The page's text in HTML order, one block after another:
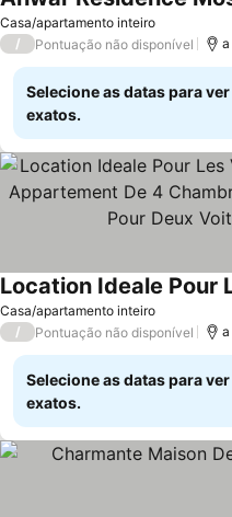
Casa/apartamento inteiro
/ Pontuação não disponível
Selecione as datas para
exatos.
Casa/apartamento inteiro
Ver preços
/ Pontuação não disponível a
Selecione as datas para
exatos.